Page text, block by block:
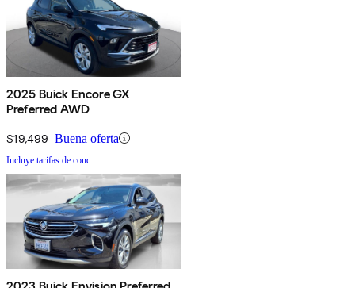
2025 Buick Encore GX
Preferred AWD
$19,499 Buena oferta
Incluye tarifas de conc.